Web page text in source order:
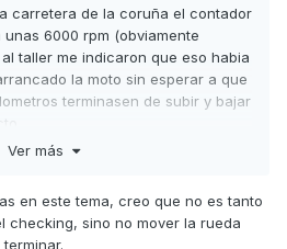
carretera de la coruña el contador
6000 rpm (obviamente
taller me indicaron que eso habia
la moto sin esperar a que
terminasen de subir y bajar
que sepa el motivo.
Ver más
en este tema, creo que no es tanto
checking, sino no mover la rueda